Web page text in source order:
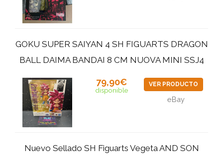
GOKU SUPER SAIYAN 4 SH FIGUARTS DRAGON
BALL DAIMA BANDAI 8 CM NUOVA MINI SSJ4
79,90€
disponible
VER PRODUCTO
eBay
Nuevo Sellado SH Figuarts Vegeta AND SON